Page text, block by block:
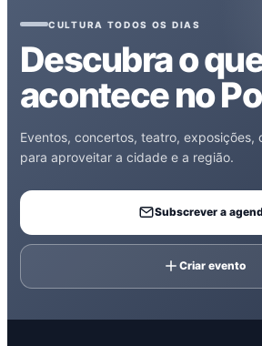
CULTURA TODOS OS DIAS
Descubra o
acontece no
Eventos, concertos, teatro, exposições,
para aproveitar a cidade e a região.
Subscrever a
Criar evento